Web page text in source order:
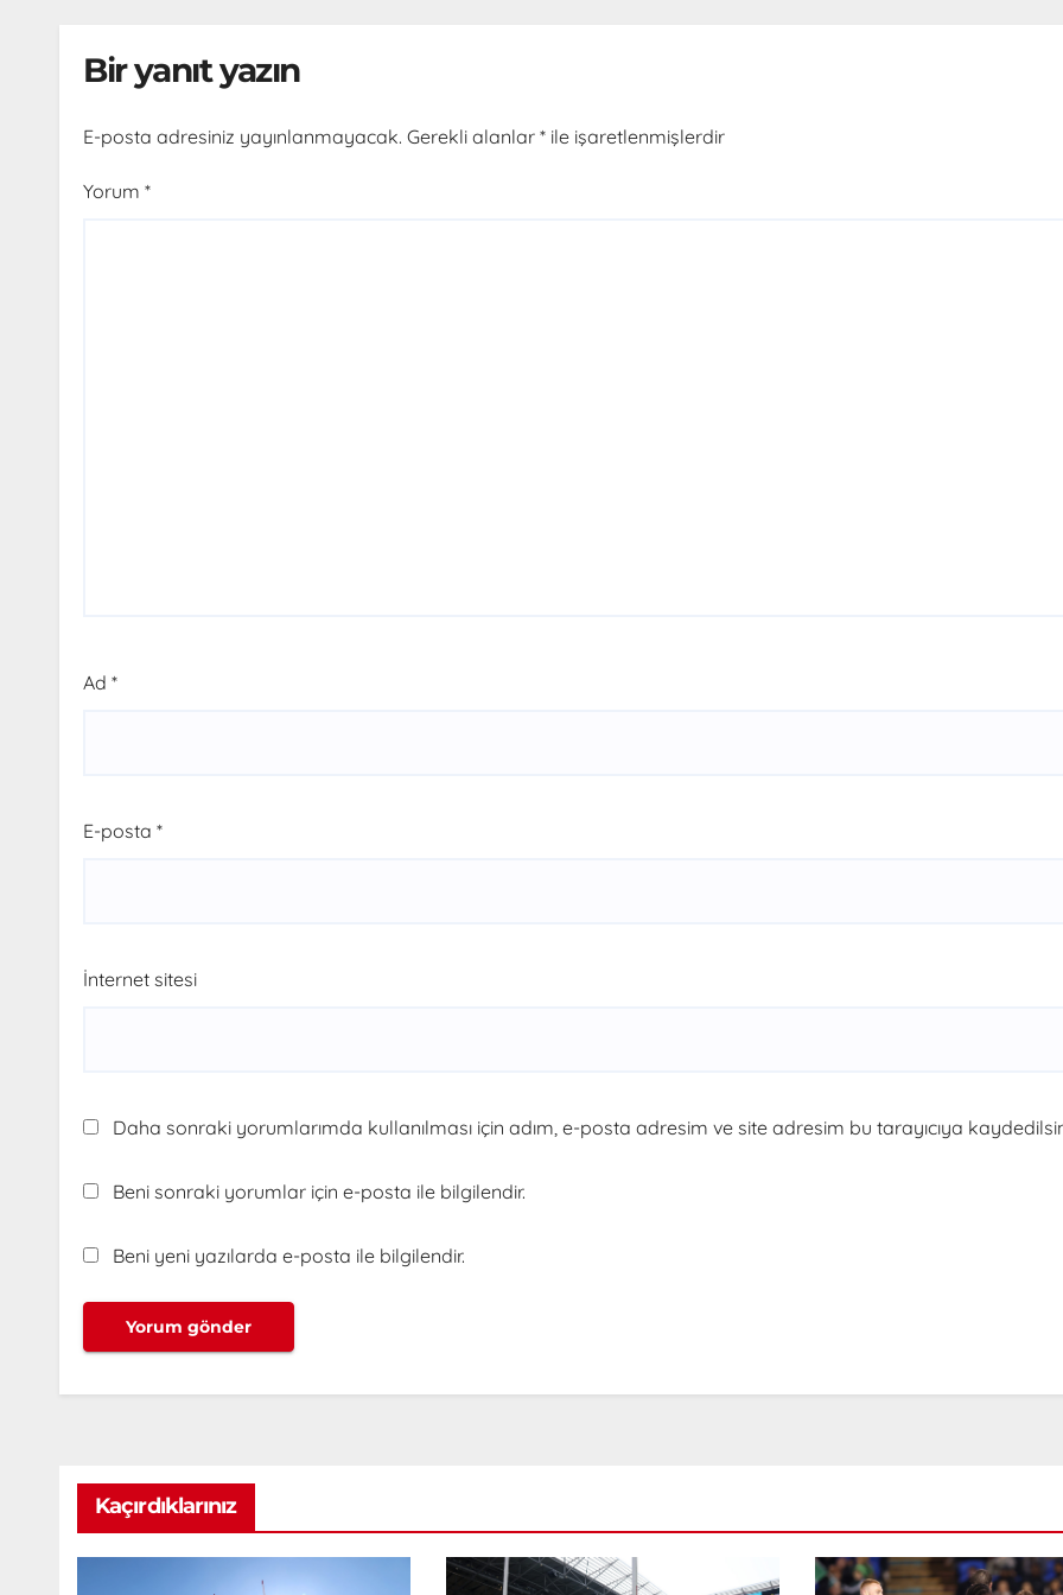
Bir yanıt yazın
E-posta adresiniz yayınlanmayacak. Gerekli alanlar * ile işaretlenmişlerdir
Yorum *
Ad *
E-posta *
İnternet sitesi
Daha sonraki yorumlarımda kullanılması için adım, e-posta adresim ve site adresim bu tarayıcıya
Beni sonraki yorumlar için e-posta ile bilgilendir.
Beni yeni yazılarda e-posta ile bilgilendir.
Kaçırdıklarınız